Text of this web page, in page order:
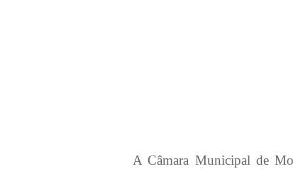
A Câmara Municipal de